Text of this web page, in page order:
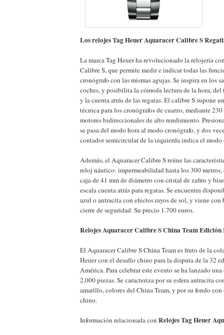
Los relojes Tag Heuer Aquaracer Calibre S
La marca Tag Heuer ha revolucionado la relojería
Calibre S, que permite medir e indicar todas las
cronógrafo con las mismas agujas. Se inspira en los
coches, y posibilita la cómoda lectura de la hora,
y la cuenta atrás de las regatas. El calibre S supone
técnica para los cronógrafos de cuarzo, mediante
motores bidireccionales de alto rendimiento.
se pasa del modo hora al modo cronógrafo, y dos
contador semicircular de la izquierda indica el modo
Además, el Aquaracer Calibre S reúne las
reloj náutico: impermeabilidad hasta los 300
caja de 41 mm de diámetro con cristal de zafiro y
escala cuenta atrás para regatas. Se encuentra
azul o antracita con efectos rayos de sol, y viene con
cierre de seguridad. Su precio 1.700 euros.
Relojes Aquaracer Calibre S China Team
El Aquaracer Calibre S China Team es fruto de la
Heuer con el desafío chino para la disputa de la 32
América. Para celebrar este evento se ha lanzado
2.000 piezas. Se caracteriza por su esfera antracita
amarillo, colores del China Team, y por su fondo
chino.
Información relacionada con Relojes Tag Heuer